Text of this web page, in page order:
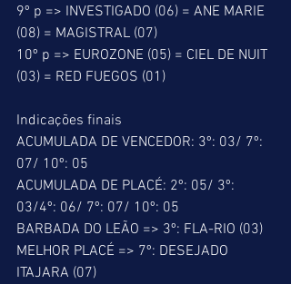
9º p => INVESTIGADO (06) = ANE MARIE
(08) = MAGISTRAL (07)
10º p => EUROZONE (05) = CIEL DE NUIT
(03) = RED FUEGOS (01)
Indicações finais
ACUMULADA DE VENCEDOR: 3º: 03/ 7º:
07/ 10º: 05
ACUMULADA DE PLACÉ: 2º: 05/ 3º:
03/4º: 06/ 7º: 07/ 10º: 05
BARBADA DO LEÃO => 3º: FLA-RIO (03)
MELHOR PLACÉ => 7º: DESEJADO
ITAJARA (07)